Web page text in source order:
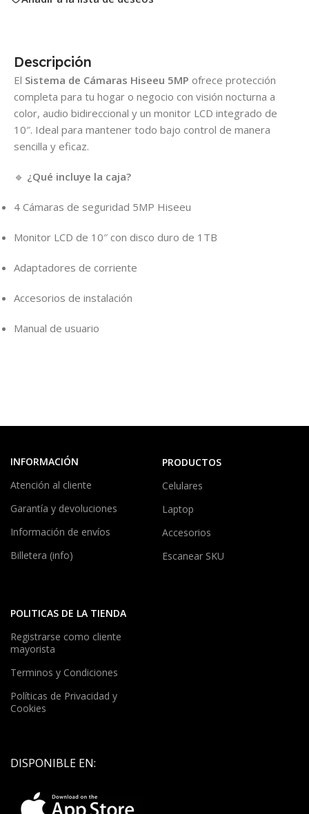
Descripción
El Sistema de Cámaras Hiseeu 5MP ofrece protección
completa para tu hogar o negocio con visión nocturna a
color, audio bidireccional y un monitor LCD integrado de
10″. Ideal para mantener todo bajo control de manera
sencilla y eficaz.
🔹 ¿Qué incluye la caja?
4 Cámaras de seguridad 5MP Hiseeu
Monitor LCD de 10″ con disco duro de 1TB
Adaptadores de corriente
Accesorios de instalación
Manual de usuario
INFORMACIÓN
Atención al cliente
Garantía y devoluciones
Información de envíos
Billetera (info)
PRODUCTOS
Celulares
Laptop
Accesorios
Escanear SKU
POLITICAS DE LA TIENDA
Registrarse como cliente
mayorista
Terminos y Condiciones
Políticas de Privacidad y
Cookies
DISPONIBLE EN: